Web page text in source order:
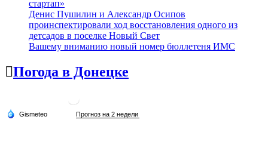
стартап»
Денис Пушилин и Александр Осипов
проинспектировали ход восстановления одного из
детсадов в поселке Новый Свет
Вашему вниманию новый номер бюллетеня ИМС
Погода в Донецке